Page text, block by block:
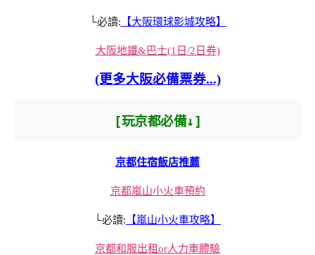
└必讀: 【大阪環球影城攻略】
大阪地鐵&巴士(1日/2日券)
(更多大阪必備票券...)
[玩京都必備↓]
京都住宿飯店推薦
京都嵐山小火車預約
└必讀: 【嵐山小火車攻略】
京都和服出租or人力車體驗